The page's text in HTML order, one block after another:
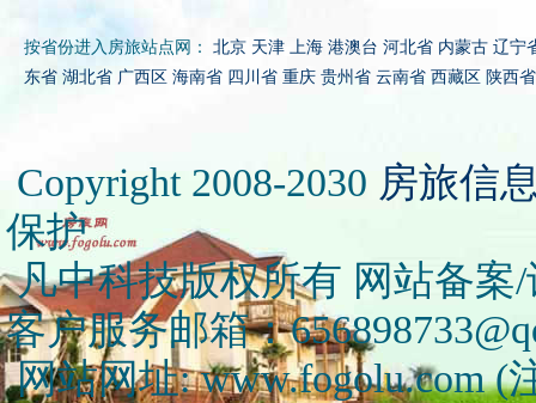
按省份进入房旅站点网： 北京 天津 上海 港澳台 河北省 内蒙古 辽宁
东省 湖北省 广西区 海南省 四川省 重庆 贵州省 云南省 西藏区 陕西省
Copyright 2008-2030 房旅信
保护
凡中科技版权所有 网站备案/
客户服务邮箱：
网站网址: www.fogolu.com (